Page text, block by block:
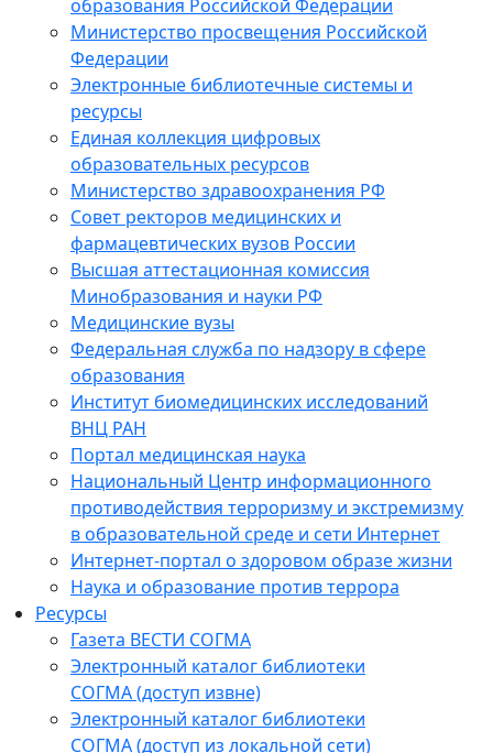
образования Российской Федерации
Министерство просвещения Российской
Федерации
Электронные библиотечные системы и
ресурсы
Единая коллекция цифровых
образовательных ресурсов
Министерство здравоохранения РФ
Совет ректоров медицинских и
фармацевтических вузов России
Высшая аттестационная комиссия
Минобразования и науки РФ
Медицинские вузы
Федеральная служба по надзору в сфере
образования
Институт биомедицинских исследований
ВНЦ РАН
Портал медицинская наука
Национальный Центр информационного
противодействия терроризму и экстремизму
в образовательной среде и сети Интернет
Интернет-портал о здоровом образе жизни
Наука и образование против террора
Ресурсы
Газета ВЕСТИ СОГМА
Электронный каталог библиотеки
СОГМА (доступ извне)
Электронный каталог библиотеки
СОГМА (доступ из локальной сети)